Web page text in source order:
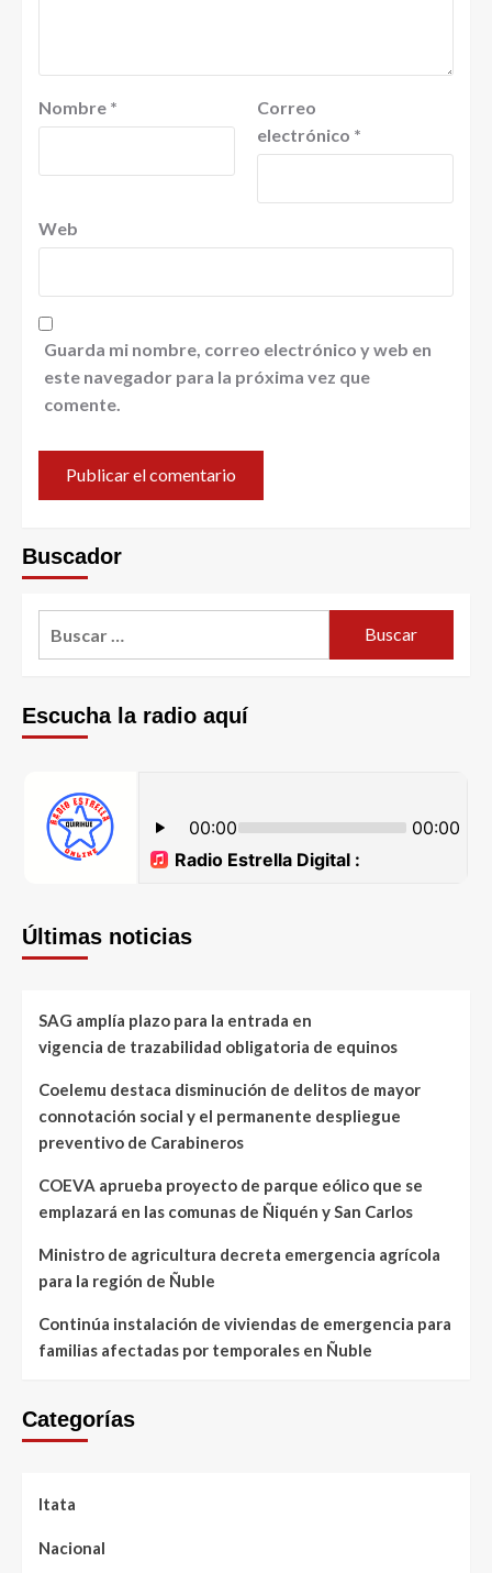
Nombre *
Correo
electrónico *
Web
Guarda mi nombre, correo electrónico y web en
este navegador para la próxima vez que
comente.
Buscador
Escucha la radio aquí
Últimas noticias
SAG amplía plazo para la entrada en
vigencia de trazabilidad obligatoria de equinos
Coelemu destaca disminución de delitos de mayor
connotación social y el permanente despliegue
preventivo de Carabineros
COEVA aprueba proyecto de parque eólico que se
emplazará en las comunas de Ñiquén y San Carlos
Ministro de agricultura decreta emergencia agrícola
para la región de Ñuble
Continúa instalación de viviendas de emergencia para
familias afectadas por temporales en Ñuble
Categorías
Itata
Nacional